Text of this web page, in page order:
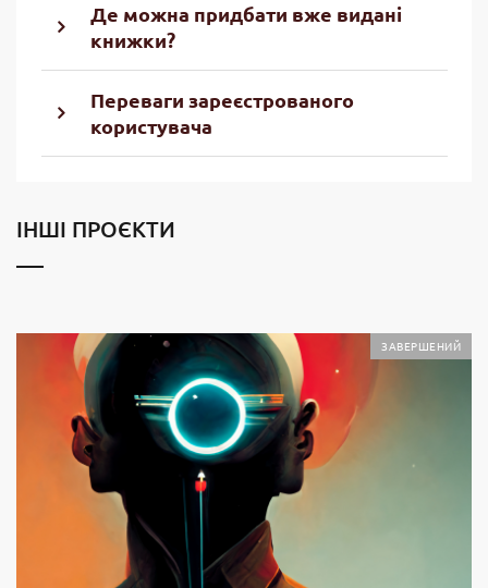
Де можна придбати вже видані
книжки?
Переваги зареєстрованого
користувача
ІНШІ ПРОЄКТИ
ЗАВЕРШЕНИЙ